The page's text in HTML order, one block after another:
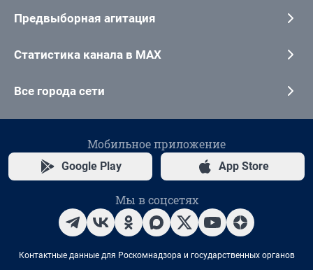
Предвыборная агитация
Статистика канала в MAX
Все города сети
Мобильное приложение
Google Play App Store
Мы в соцсетях
Контактные данные для Роскомнадзора и государственных органов